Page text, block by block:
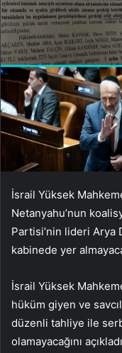
İsrail Yüksek
Netanyahu’nun
Partisi’nin lideri Arya
kabinede yer
İsrail Yüksek
hüküm giyen ve
düzenli tahliye ile
olamayacağını